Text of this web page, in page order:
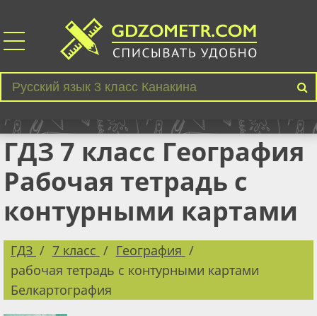
ГДЗ 7 класс География
Рабочая тетрадь с
контурными картами
ГДЗ 7 класс
География
рабочая тетрадь с контурными картами
Белкартография